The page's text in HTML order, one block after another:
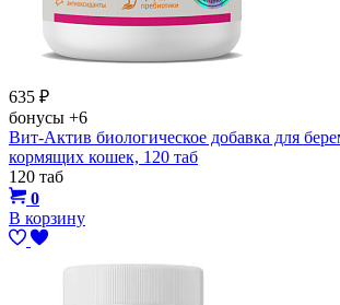
635 ₽
бонусы +6
Вит-Актив биологическое добавка для
кормящих кошек, 120 таб
120 таб
0
В корзину